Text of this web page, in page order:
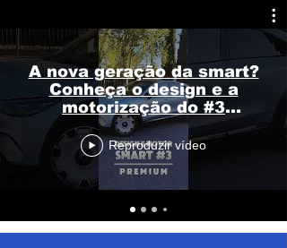
A nova geração da smart?
Conheça o design e a
motorização do #3
Premium
Reproduzir vídeo